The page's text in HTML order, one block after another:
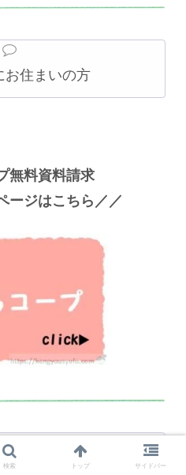
お住まいの方
無料資料請求
ージはこちら／／
、和歌山にお住いの
検索 トップ サイドバー